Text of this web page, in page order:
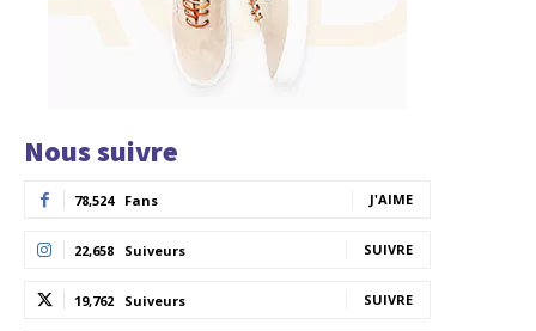
Nous suivre
78,524 Fans J'AIME
22,658 Suiveurs SUIVRE
19,762 Suiveurs SUIVRE